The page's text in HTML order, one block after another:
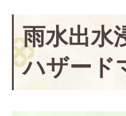
雨水出水
ハザード